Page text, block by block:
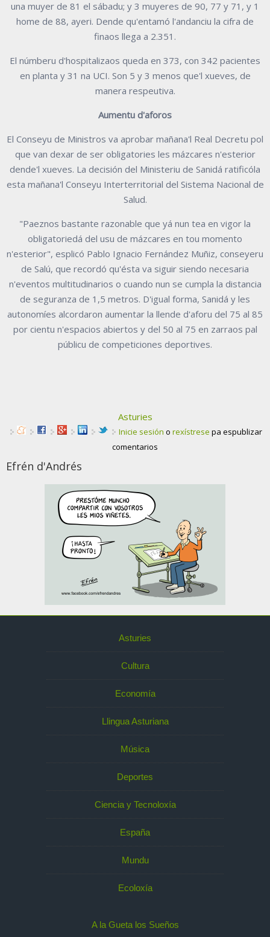
una muyer de 81 el sábadu; y 3 muyeres de 90, 77 y 71, y 1
home de 88, ayeri. Dende qu'entamó l'andanciu la cifra de
finaos llega a 2.351.
El númberu d'hospitalizaos queda en 373, con 342 pacientes
en planta y 31 na UCI. Son 5 y 3 menos que'l xueves, de
manera respeutiva.
Aumentu d'aforos
El Conseyu de Ministros va aprobar mañana'l Real Decretu pol
que van dexar de ser obligatories les mázcares n'esterior
dende'l xueves. La decisión del Ministeriu de Sanidá ratificóla
esta mañana'l Conseyu Interterritorial del Sistema Nacional de
Salud.
"Paeznos bastante razonable que yá nun tea en vigor la
obligatoriedá del usu de mázcares en tou momento
n'esterior", esplicó Pablo Ignacio Fernández Muñiz, conseyeru
de Salú, que recordó qu'ésta va siguir siendo necesaria
n'eventos multitudinarios o cuando nun se cumpla la distancia
de seguranza de 1,5 metros. D'igual forma, Sanidá y les
autonomíes alcordaron aumentar la llende d'aforu del 75 al 85
por cientu n'espacios abiertos y del 50 al 75 en zarraos pal
públicu de competiciones deportives.
Asturies
Inicie sesión o rexístrese pa espublizar
comentarios
Efrén d'Andrés
Asturies
Cultura
Economía
Llingua Asturiana
Música
Deportes
Ciencia y Tecnoloxía
España
Mundu
Ecoloxía
A la Gueta los Sueños